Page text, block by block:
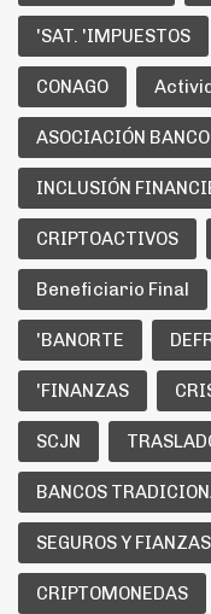
'SAT. 'IMPUESTOS
CONAGO
ASOCIACIÓN
INCLUSIÓN
CRIPTOACTIVOS
Beneficiario Final
'BANORTE
'FINANZAS
SCJN
BANCOS
SEGUROS Y FIANZAS
CRIPTOMONEDAS